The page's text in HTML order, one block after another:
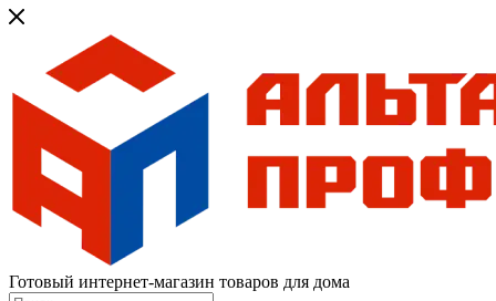
Готовый интернет-магазин товаров для дома